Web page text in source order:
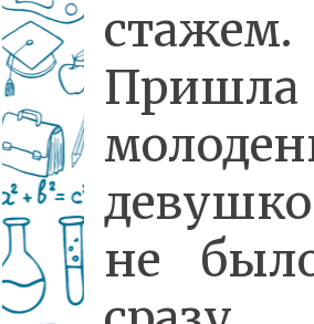
не